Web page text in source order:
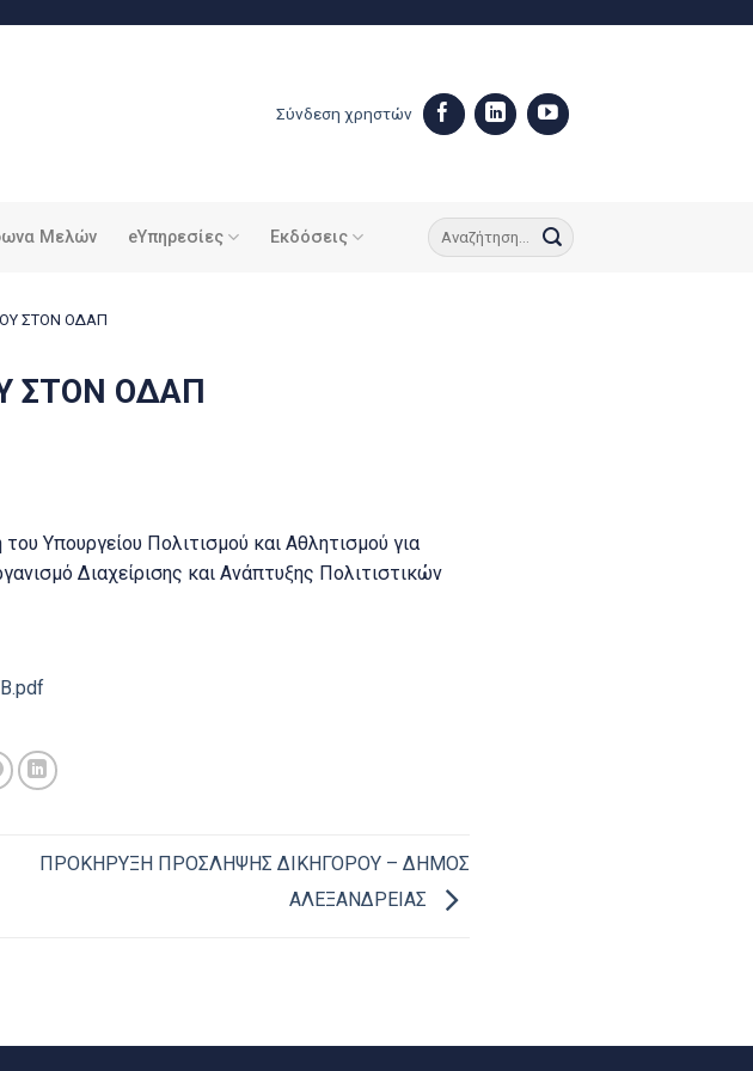
Σύνδεση χρηστών
Μελών eΥπηρεσίες Εκδόσεις
ΣΤΟΝ ΟΔΑΠ
ΣΤΟΝ ΟΔΑΠ
Υπουργείου Πολιτισμού και Αθλητισμού για
Διαχείρισης και Ανάπτυξης Πολιτιστικών
ΠΡΟΚΗΡΥΞΗ ΠΡΟΣΛΗΨΗΣ ΔΙΚΗΓΟΡΟΥ – ΔΗΜΟΣ
ΑΛΕΞΑΝΔΡΕΙΑΣ